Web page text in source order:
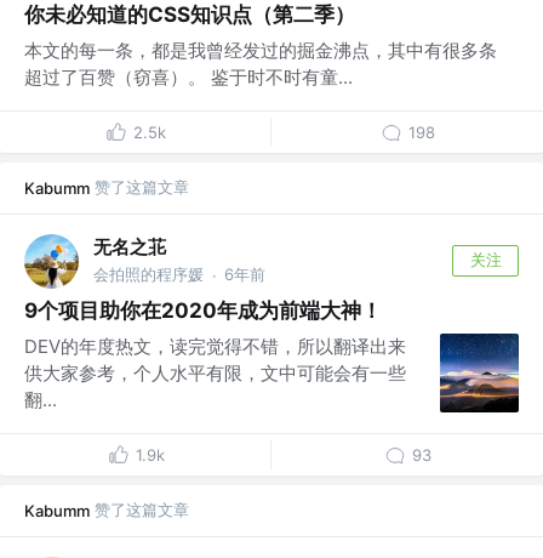
你未必知道的CSS知识点（第二季）
本文的每一条，都是我曾经发过的掘金沸点，其中有很多条
超过了百赞（窃喜）。 鉴于时不时有童...
2.5k 198
Kabumm 赞了这篇文章
无名之苝
会拍照的程序媛 · 6年前
关注
9个项目助你在2020年成为前端大神！
DEV的年度热文，读完觉得不错，所以翻译出来
供大家参考，个人水平有限，文中可能会有一些
翻...
1.9k 93
Kabumm 赞了这篇文章